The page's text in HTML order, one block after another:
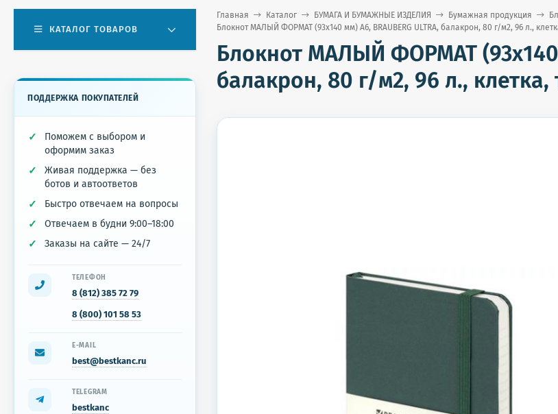
Главная Каталог БУМАГА И БУМАЖНЫЕ ИЗДЕЛИЯ Бумажная продукция
Блокнот МАЛЫЙ ФОРМАТ (93х140 мм) А6, BRAUBERG ULTRA, балакрон, 80 г/м2, 96 л.,
Блокнот МАЛЫЙ ФОРМАТ (93х140
балакрон, 80 г/м2, 96 л.,
КАТАЛОГ ТОВАРОВ
ПОДДЕРЖКА ПОКУПАТЕЛЕЙ
Поможем с выбором и
оформим заказ
Живая поддержка — без
ботов и автоответов
Быстро отвечаем на вопросы
Отвечаем в будни 9:00–18:00
Заказы на сайте — 24/7
ТЕЛЕФОН
8 (812) 385 72 79
8 (800) 101 58 53
E-MAIL
best@bestkanc.ru
TELEGRAM
bestkanc